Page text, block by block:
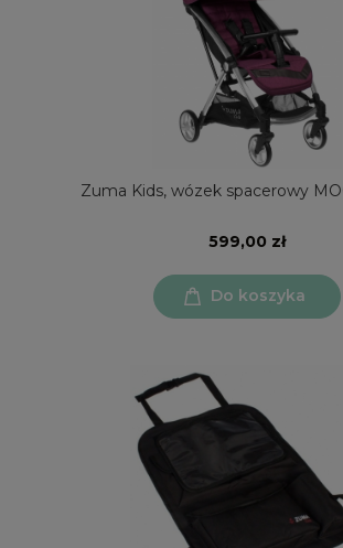
Zuma Kids, wózek spacerowy
599,00 zł
Do koszyka